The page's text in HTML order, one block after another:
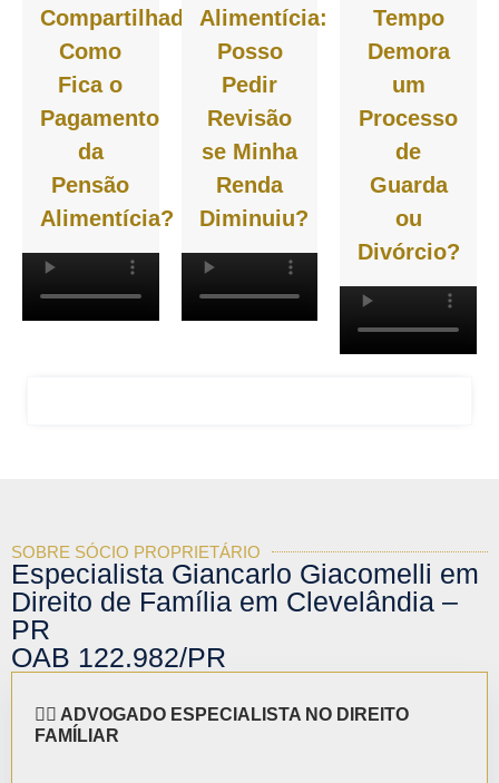
Compartilhada:
Como
Fica o
Pagamento
da
Pensão
Alimentícia?
Alimentícia:
Posso
Pedir
Revisão
se Minha
Renda
Diminuiu?
Tempo
Demora
um
Processo
de
Guarda
ou
Divórcio?
SOBRE SÓCIO PROPRIETÁRIO
Especialista Giancarlo Giacomelli em
Direito de Família em Clevelândia –
PR
OAB 122.982/PR
👨‍⚖️ ADVOGADO ESPECIALISTA NO DIREITO
FAMÍLIAR